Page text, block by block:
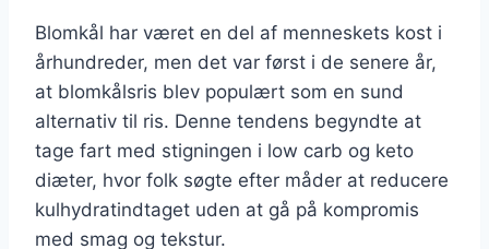
Blomkål har været en del af menneskets kost i
århundreder, men det var først i de senere år,
at blomkålsris blev populært som en sund
alternativ til ris. Denne tendens begyndte at
tage fart med stigningen i low carb og keto
diæter, hvor folk søgte efter måder at reducere
kulhydratindtaget uden at gå på kompromis
med smag og tekstur.